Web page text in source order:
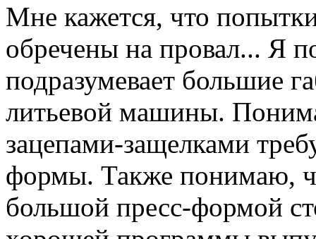
Мне кажется, что
обречены на провал... Я
подразумевает большие
литьевой машины.
зацепами-защелками
формы. Также понимаю,
большой пресс-формой